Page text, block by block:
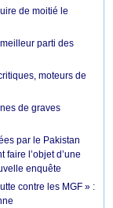
de moitié le
parti des
moteurs de
de graves
par le Pakistan
l’objet d’une
enquête
contre les MGF » :